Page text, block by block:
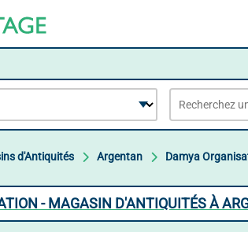
d'Antiquités Argentan Damya
- MAGASIN D'ANTIQUITÉS À